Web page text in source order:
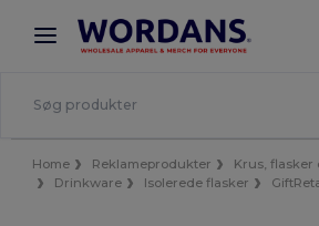
× Wordans-app
Bedre priser i appen!
Home Reklameprodukter
Krus, flasker
Drinkware
Isolerede flasker